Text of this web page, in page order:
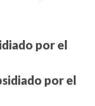
por el
por el